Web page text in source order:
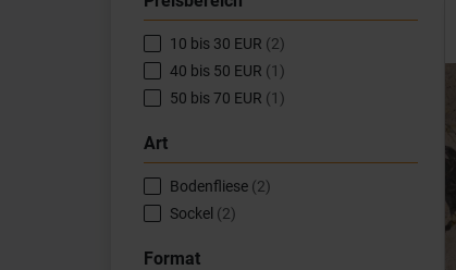
10 bis 30 EUR (2)
40 bis 50 EUR (1)
50 bis 70 EUR (1)
Art
Bodenfliese (2)
Sockel (2)
Format